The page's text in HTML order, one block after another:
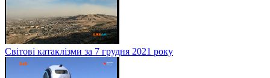
Світові катаклізми за 7 грудня 2021 року